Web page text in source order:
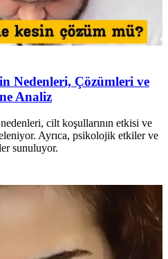
Nedenleri, Çözümleri ve
Analiz
cilt koşullarının etkisi ve
Ayrıca, psikolojik etkiler ve
sunuluyor.